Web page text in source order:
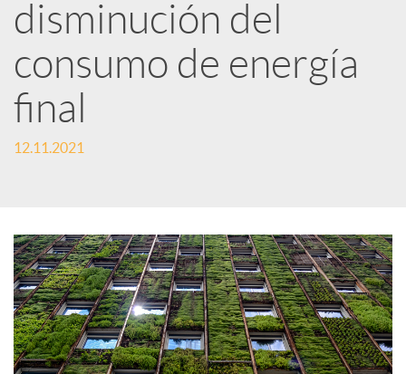
i
r
e
n
R
e
disminución del
consumo de energía
final
12.11.2021